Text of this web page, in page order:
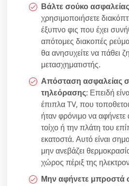
Βάλτε σούκο ασφαλείας
χρησιμοποιήσετε
έξυπνο φις που έχει
απότομες διακοπές
θα ανησυχείτε να πάθει
μετασχηματιστής.
Απόσταση ασφαλείας
τηλεόρασης: Επειδή
έπιπλα TV, που
ήταν φρόνιμο να
τοίχο ή την πλάτη του
εκατοστά. Αυτό είναι
μην ανεβάζει
χώρος πέριξ της
Μην αφήνετε μπροστά